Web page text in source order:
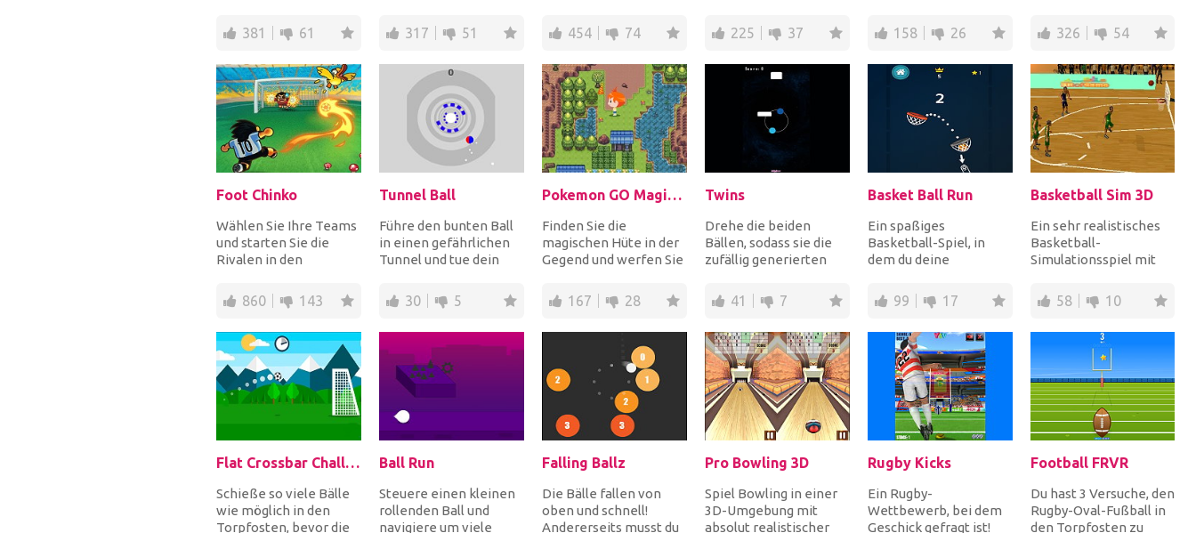
zu schießen, um
spezielle R...
381 61
Minigolfspiel an....
317 51
Tore aus allen...
454 74
Punkte...
225 37
Punkte zu brechen....
158 26 326 54
Foot Chinko
Wählen Sie Ihre Teams
und starten Sie die
Rivalen in den
Fußballturnieren.
Gewinne a...
860 143
Tunnel Ball
Führe den bunten Ball
in einen gefährlichen
Tunnel und tue dein
Hindernisse zu
umgehe...
30 5
Pokemon GO Magical Hat
Finden Sie die
magischen Hüte in der
Gegend und werfen Sie
Arten von Pokemons
und...
167 28
Twins
Drehe die beiden
Bällen, sodass sie die
zufällig generierten
Hindernisse nicht
berühre...
41 7
Basket Ball Run
Ein spaßiges
Basketball-Spiel, in
dem du deine
Beweis stellen kannst!
Berechne Ent...
99 17
Basketball Sim 3D
Ein sehr realistisches
Basketball-
Simulationsspiel mit
realistischer Physik.
Erziele Ho...
58 10
Flat Crossbar Challenge
Schieße so viele Bälle
wie möglich in den
Torpfosten, bevor die
Ball Run
Steuere einen kleinen
rollenden Ball und
navigiere um viele
Falling Ballz
Die Bälle fallen von
oben und schnell!
Andererseits musst du
Pro Bowling 3D
Spiel Bowling in einer
3D-Umgebung mit
absolut realistischer
Rugby Kicks
Ein Rugby-
Wettbewerb, bei dem
Geschick gefragt ist!
Football FRVR
Du hast 3 Versuche, den
Rugby-Oval-Fußball in
den Torpfosten zu